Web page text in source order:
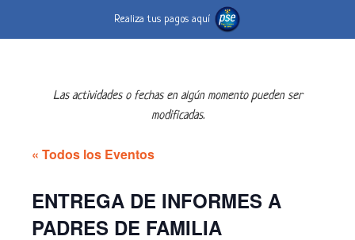
Realiza tus pagos aquí
Las actividades o fechas en algún momento pueden ser
modificadas.
« Todos los Eventos
ENTREGA DE INFORMES A
PADRES DE FAMILIA